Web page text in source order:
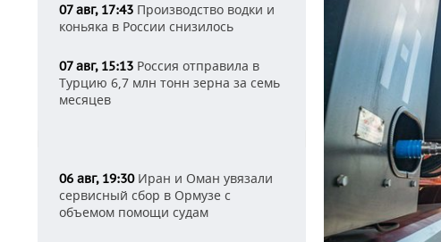
07 авг, 17:43 Производство водки и
коньяка в России снизилось
07 авг, 15:13 Россия отправила в
Турцию 6,7 млн тонн зерна за семь
месяцев
06 авг, 19:30Иран и Оман увязали
сервисный сбор в Ормузе с
объемом помощи судам